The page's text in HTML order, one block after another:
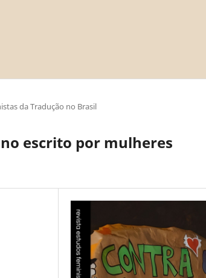
da Tradução no Brasil
escrito por mulheres